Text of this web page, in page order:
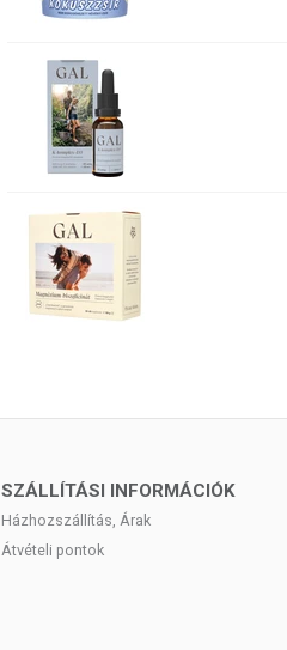
SZÁLLÍTÁSI INFORMÁCIÓK
Házhozszállítás, Árak
Átvételi pontok